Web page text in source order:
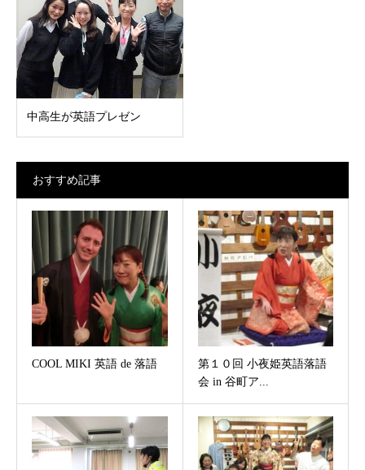
中高生が英語プレゼン
おすすめ記事
COOL MIKI 英語 de 落語
第１０回 小夜姫英語落語
会 in 谷町ア...